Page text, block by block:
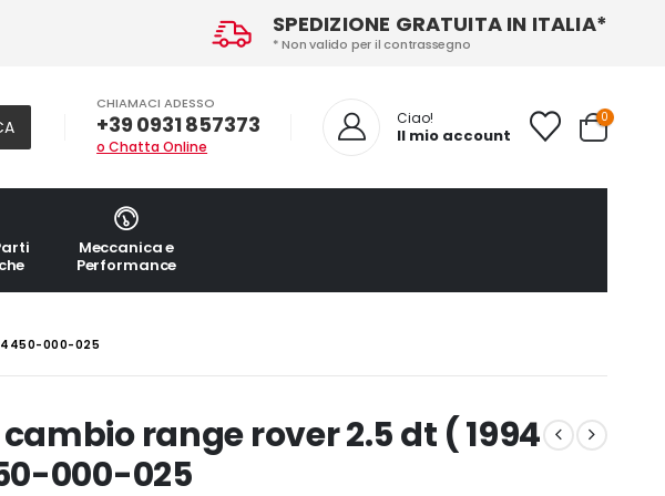
SPEDIZIONE GRATUITA IN ITALIA*
* Non valido per il contrassegno
CHIAMACI ADESSO
+39 0931 857373
o Chatta Online
Ciao!
Il mio account
0
Meccanica e
Performance
) 4450-000-025
range rover 2.5 dt ( 1994
000-025